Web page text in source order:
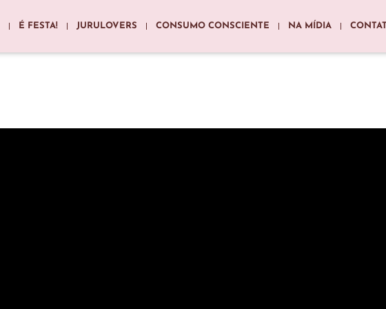
É FESTA! JURULOVERS CONSUMO CONSCIENTE NA MÍDIA